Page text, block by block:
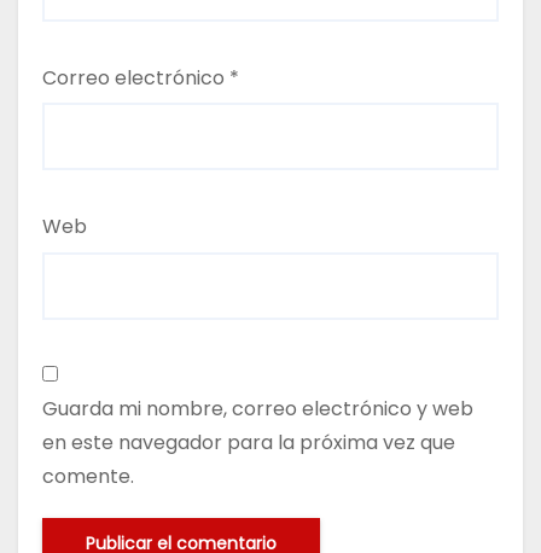
Correo electrónico *
Web
Guarda mi nombre, correo electrónico y web
en este navegador para la próxima vez que
comente.